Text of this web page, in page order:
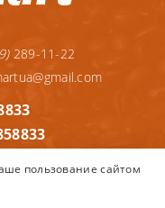
289-11-22
пользование сайтом